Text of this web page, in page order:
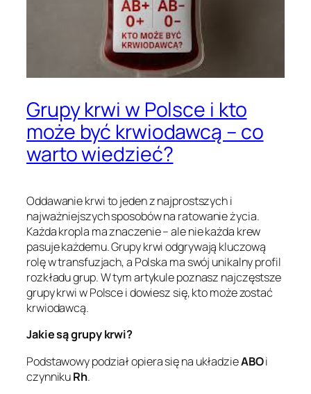
Grupy krwi w Polsce i kto
może być krwiodawcą – co
warto wiedzieć?
Oddawanie krwi to jeden z najprostszych i
najważniejszych sposobów na ratowanie życia.
Każda kropla ma znaczenie – ale nie każda krew
pasuje każdemu. Grupy krwi odgrywają kluczową
rolę w transfuzjach, a Polska ma swój unikalny profil
rozkładu grup. W tym artykule poznasz najczęstsze
grupy krwi w Polsce i dowiesz się, kto może zostać
krwiodawcą.
Jakie są grupy krwi?
Podstawowy podział opiera się na układzieABOi
czynnikuRh.